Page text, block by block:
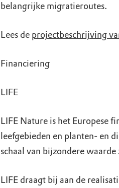
belangrijke migratieroutes.
Lees de projectbeschrijving
Financiering
LIFE
LIFE Nature is het Europese
leefgebieden en planten- en
schaal van bijzondere
LIFE draagt bij aan de